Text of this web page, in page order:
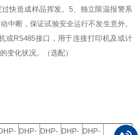
快造成样品挥发。 5、独立限温报警系
中断，保证试验安全运行不发生意外。
或RS485接口，用于连接打印机及或计
变化状况。（选配）
DHP- DHP- DHP- DHP-